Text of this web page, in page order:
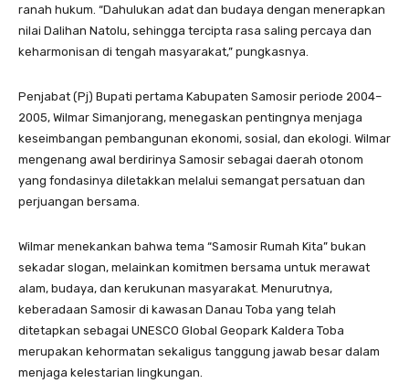
ranah hukum. “Dahulukan adat dan budaya dengan menerapkan
nilai Dalihan Natolu, sehingga tercipta rasa saling percaya dan
keharmonisan di tengah masyarakat,” pungkasnya.
Penjabat (Pj) Bupati pertama Kabupaten Samosir periode 2004–
2005, Wilmar Simanjorang, menegaskan pentingnya menjaga
keseimbangan pembangunan ekonomi, sosial, dan ekologi. Wilmar
mengenang awal berdirinya Samosir sebagai daerah otonom
yang fondasinya diletakkan melalui semangat persatuan dan
perjuangan bersama.
Wilmar menekankan bahwa tema “Samosir Rumah Kita” bukan
sekadar slogan, melainkan komitmen bersama untuk merawat
alam, budaya, dan kerukunan masyarakat. Menurutnya,
keberadaan Samosir di kawasan Danau Toba yang telah
ditetapkan sebagai UNESCO Global Geopark Kaldera Toba
merupakan kehormatan sekaligus tanggung jawab besar dalam
menjaga kelestarian lingkungan.